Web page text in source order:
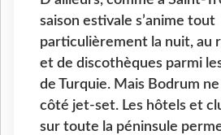
saison estivale s’anime tout
particulièrement la nuit, au
et de discothèques parmi
de Turquie. Mais Bodrum ne
côté jet-set. Les hôtels et
sur toute la péninsule